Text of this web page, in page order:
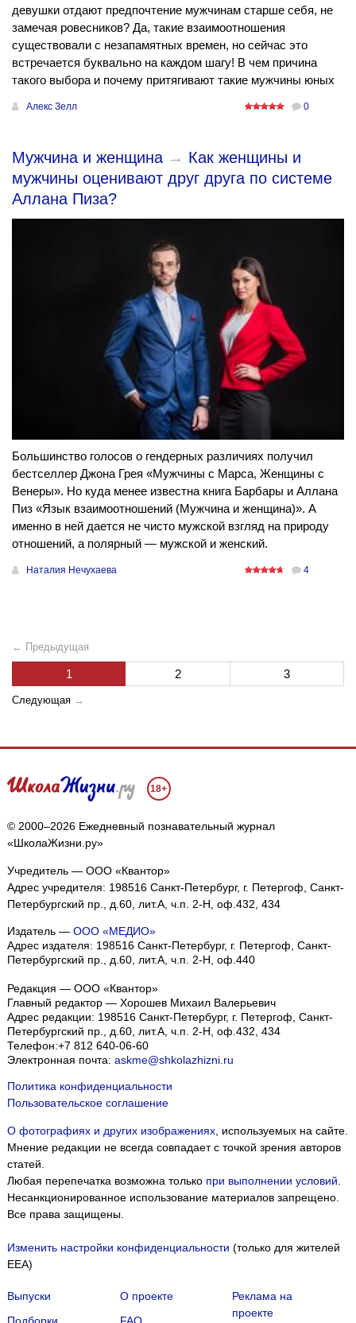
девушки отдают предпочтение мужчинам старше себя, не
замечая ровесников? Да, такие взаимоотношения
существовали с незапамятных времен, но сейчас это
встречается буквально на каждом шагу! В чем причина
такого выбора и почему притягивают такие мужчины юных
Алекс Зелл 0
Мужчина и женщина → Как женщины и
мужчины оценивают друг друга по системе
Аллана Пиза?
Большинство голосов о гендерных различиях получил
бестселлер Джона Грея «Мужчины с Марса, Женщины с
Венеры». Но куда менее известна книга Барбары и Аллана
Пиз «Язык взаимоотношений (Мужчина и женщина)». А
именно в ней дается не чисто мужской взгляд на природу
отношений, а полярный — мужской и женский.
Наталия Нечухаева 4
← Предыдущая
1 2 3
Следующая →
18+
© 2000–2026 Ежедневный познавательный журнал
«ШколаЖизни.ру»
Учредитель — ООО «Квантор»
Адрес учредителя: 198516 Санкт-Петербург, г. Петергоф, Санкт-
Петербургский пр., д.60, лит.А, ч.п. 2-Н, оф.432, 434
Издатель — ООО «МЕДИО»
Адрес издателя: 198516 Санкт-Петербург, г. Петергоф, Санкт-
Петербургский пр., д.60, лит.А, ч.п. 2-Н, оф.440
Редакция — ООО «Квантор»
Главный редактор — Хорошев Михаил Валерьевич
Адрес редакции: 198516 Санкт-Петербург, г. Петергоф, Санкт-
Петербургский пр., д.60, лит.А, ч.п. 2-Н, оф.432, 434
Телефон:+7 812 640-06-60
Электронная почта: askme@shkolazhizni.ru
Политика конфиденциальности
Пользовательское соглашение
О фотографиях и других изображениях, используемых на сайте.
Мнение редакции не всегда совпадает с точкой зрения авторов
статей.
Любая перепечатка возможна только при выполнении условий.
Несанкционированное использование материалов запрещено.
Все права защищены.
Изменить настройки конфиденциальности (только для жителей
EEA)
Выпуски
О проекте
Реклама на
проекте